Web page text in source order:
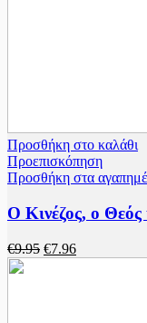
Προσθήκη στο καλάθι
Προεπισκόπηση
Προσθήκη στα
Ο Κινέζος, ο
€9.95 €7.96